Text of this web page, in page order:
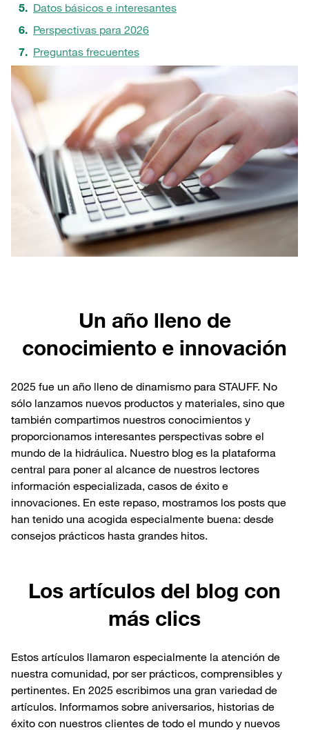
Datos básicos e interesantes
Perspectivas para 2026
Preguntas frecuentes
Un año lleno de
conocimiento e innovación
2025 fue un año lleno de dinamismo para STAUFF. No
sólo lanzamos nuevos productos y materiales, sino que
también compartimos nuestros conocimientos y
proporcionamos interesantes perspectivas sobre el
mundo de la hidráulica. Nuestro blog es la plataforma
central para poner al alcance de nuestros lectores
información especializada, casos de éxito e
innovaciones. En este repaso, mostramos los posts que
han tenido una acogida especialmente buena: desde
consejos prácticos hasta grandes hitos.
Los artículos del blog con
más clics
Estos artículos llamaron especialmente la atención de
nuestra comunidad, por ser prácticos, comprensibles y
pertinentes. En 2025 escribimos una gran variedad de
artículos. Informamos sobre aniversarios, historias de
éxito con nuestros clientes de todo el mundo y nuevos